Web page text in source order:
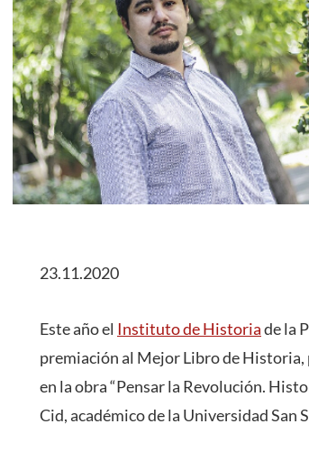
23.11.2020
Este año el Instituto de Historiade la
premiación al Mejor Libro de Historia,
en la obra “Pensar la Revolución.
Cid, académico de la Universidad San